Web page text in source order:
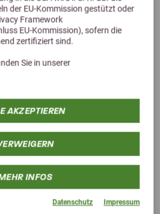
der EU-Kommission gestützt oder
Framework
EU-Kommission), sofern die
zertifiziert sind.
Sie in unserer
AKZEPTIEREN
INFOS
Datenschutz Impressum